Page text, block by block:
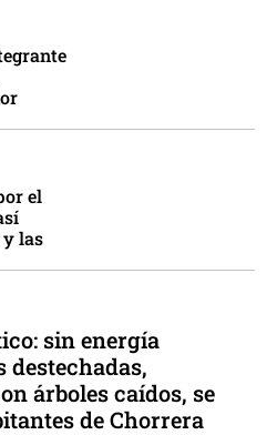
el
las
sin energía
destechadas,
árboles caídos, se
de Chorrera